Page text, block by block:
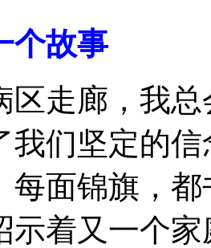
个故事
区走廊，我
我们坚定的
每面锦旗，
示着又一个